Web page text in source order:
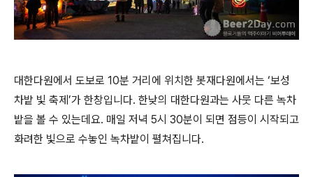
대한다원에서 도보로 10분 거리에 위치한 봇재다원에서는 ‘보성
차밭 빛 축제’가 한창입니다. 한낮의 대한다원과는 사뭇 다른 녹차
밭을 볼 수 있는데요. 매일 저녁 5시 30분이 되면 점등이 시작되고
화려한 빛으로 수놓인 녹차밭이 펼쳐집니다.